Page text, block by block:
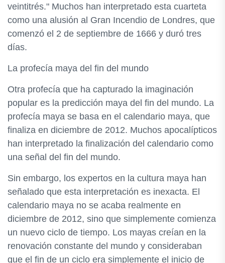
veintitrés." Muchos han interpretado esta cuarteta
como una alusión al Gran Incendio de Londres, que
comenzó el 2 de septiembre de 1666 y duró tres
días.
La profecía maya del fin del mundo
Otra profecía que ha capturado la imaginación
popular es la predicción maya del fin del mundo. La
profecía maya se basa en el calendario maya, que
finaliza en diciembre de 2012. Muchos apocalípticos
han interpretado la finalización del calendario como
una señal del fin del mundo.
Sin embargo, los expertos en la cultura maya han
señalado que esta interpretación es inexacta. El
calendario maya no se acaba realmente en
diciembre de 2012, sino que simplemente comienza
un nuevo ciclo de tiempo. Los mayas creían en la
renovación constante del mundo y consideraban
que el fin de un ciclo era simplemente el inicio de